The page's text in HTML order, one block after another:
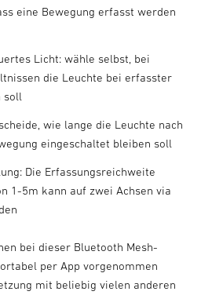
eine Bewegung erfasst werden
Licht: wähle selbst, bei
die Leuchte bei erfasster
soll
wie lange die Leuchte nach
eingeschaltet bleiben soll
Die Erfassungsreichweite
1-5m kann auf zwei Achsen via
bei dieser Bluetooth Mesh-
per App vorgenommen
mit beliebig vielen anderen